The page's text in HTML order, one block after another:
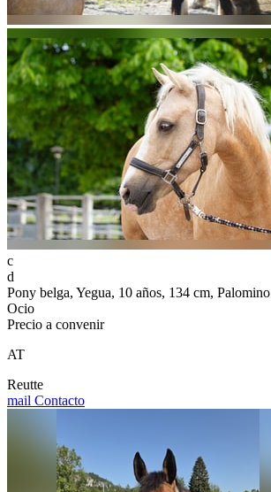
c
d
Pony belga, Yegua, 10 años, 134 cm, Palomino
Ocio
Precio a convenir
AT
Reutte
mail Contacto